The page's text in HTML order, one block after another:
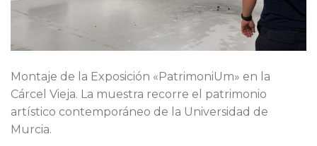
Montaje de la Exposición «PatrimoniUm» en la
Cárcel Vieja. La muestra recorre el patrimonio
artístico contemporáneo de la Universidad de
Murcia.